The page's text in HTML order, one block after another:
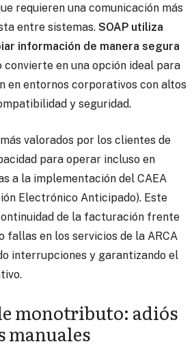
requieren una comunicación más
entre sistemas. SOAP utiliza
información de manera segura
convierte en una opción ideal para
en entornos corporativos con altos
y seguridad.
valorados por los clientes de
para operar incluso en
a la implementación del CAEA
Electrónico Anticipado). Este
de la facturación frente
fallas en los servicios de la ARCA
interrupciones y garantizando el
monotributo: adiós
manuales